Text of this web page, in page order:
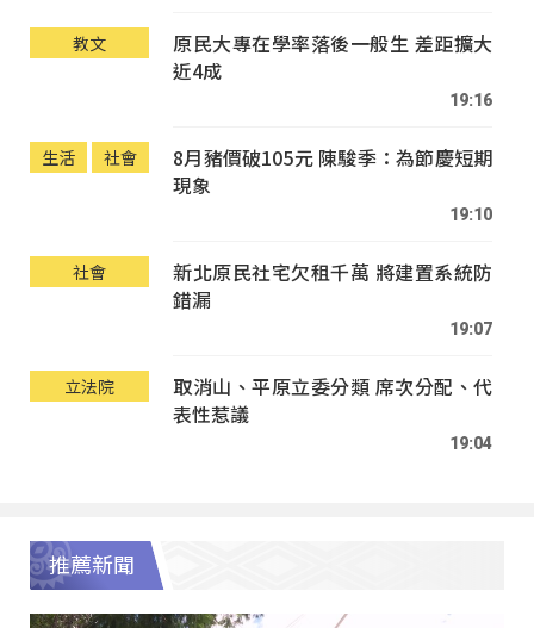
教文
原民大專在學率落後一般生 差距擴大
近4成
19:16
生活 社會
8月豬價破105元 陳駿季：為節慶短期
現象
19:10
社會
新北原民社宅欠租千萬 將建置系統防
錯漏
19:07
立法院
取消山、平原立委分類 席次分配、代
表性惹議
19:04
推薦新聞